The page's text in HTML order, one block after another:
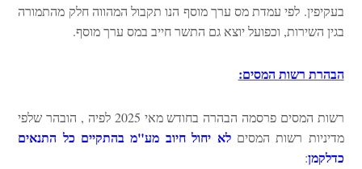
בעקיפין. לפי עמדת מס ערך מוסף הנו תקבול המהווה חלק מהתמורה
בגין השירות, וכפועל יוצא גם התשר חייב במס ערך מוסף.
הבהרת רשות המסים:
רשות המסים פרסמה הבהרה בחודש מאי 2025 לפיה , הובהר שלפי
מדיניות רשות המסיםלא יחול חיוב מע"מ בהתקיים כל התנאים
כדלקמן: